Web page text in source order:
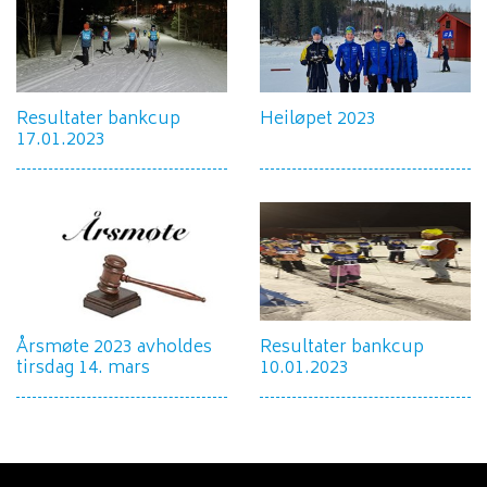
Resultater bankcup
17.01.2023
Heiløpet 2023
Årsmøte 2023 avholdes
tirsdag 14. mars
Resultater bankcup
10.01.2023